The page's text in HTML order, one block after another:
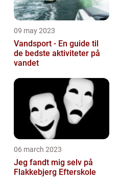
09 may 2023
Vandsport - En guide til
de bedste aktiviteter på
vandet
06 march 2023
Jeg fandt mig selv på
Flakkebjerg Efterskole